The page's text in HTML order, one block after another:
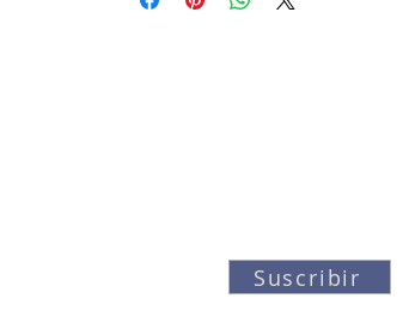
Suscribir